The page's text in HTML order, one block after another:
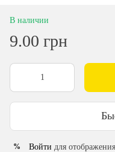
В наличии
9.00 грн
% Войти для